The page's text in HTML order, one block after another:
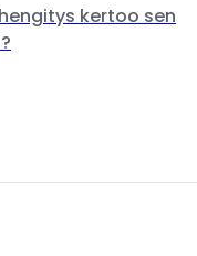
kertoo sen